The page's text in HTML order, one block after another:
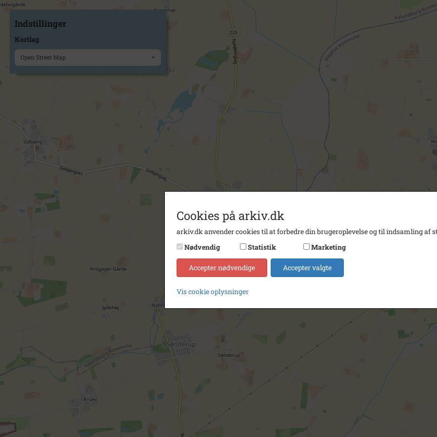
Indstillinger
Kortlag
Open Street Map
Cookies på arkiv.dk
arkiv.dk anvender cookies til at forbedre din brugeroplevelse og til indsamling af
Nødvendig
Statistik Marketing
Accepter nødvendige Accepter valgte
Vis cookie oplysninger